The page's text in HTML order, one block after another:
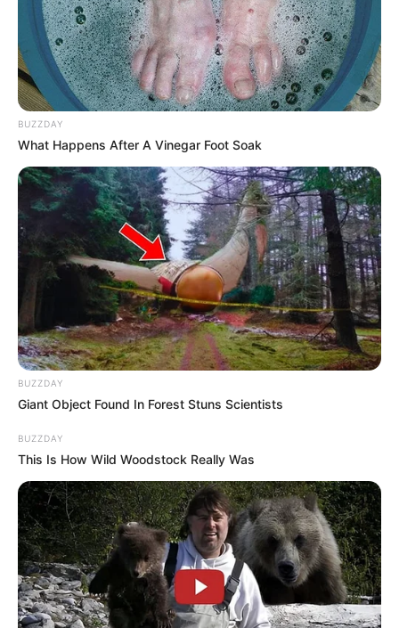
spektakuläre Erlebniswelt mit begehbaren
Flugzeugen, Technik zum Anfassen und
Ausprobieren, IMAX-Kino und vielem mehr, das zu den
meistbesuchtenMuseen in Baden-Württemberggehört.
Im beeindruckendsten Renaissancebau
der Region Hohenlohe befindet sich eine
wertvolle Kunst- und Waffensammlung.
Geburtshaus Friedrich Schiller in Marbach
Unter sehr armen Verhältnissen lebte
Friedrich Schiller in den ersten Jahren
seiner Kindheit. Darüber und über seine
Familie sowie sein weiteres Leben informiert das in
seinem Geburtshaus eingerichtete Museum.
Deutsches Literaturarchiv in Marbach
Schiller-Nationalmuseum eröffnet. Die
Einrichtung wurde später zum Deutschen Literaturarchiv
erweitert, das sich in mehreren Museen und Bibliotheken
mit der Geschichte der Literatur unseres Landes
beschäftigt.
BUZZDAY
What Happens After A Vinegar Foot Soak
BUZZDAY
Giant Object Found In Forest Stuns Scientists
BUZZDAY
This Is How Wild Woodstock Really Was